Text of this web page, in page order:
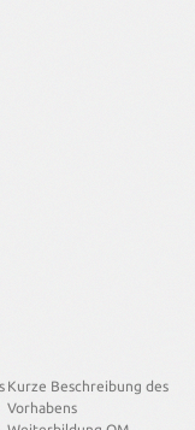
Kurze Beschreibung des
Vorhabens